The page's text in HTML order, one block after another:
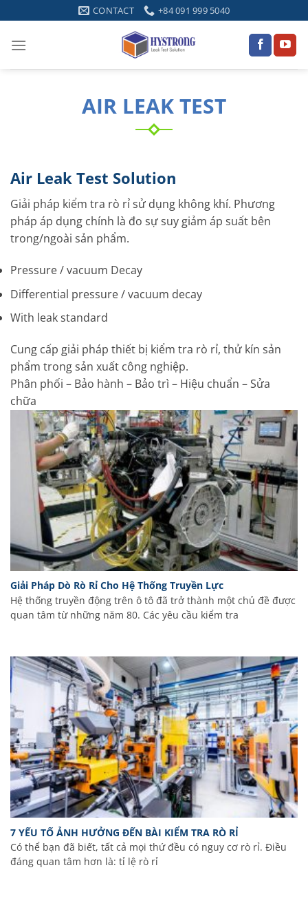
to
content
CONTACT +84 091 999 5040
AIR LEAK TEST
Air Leak Test Solution
Giải pháp kiểm tra rò rỉ sử dụng không khí. Phương
pháp áp dụng chính là đo sự suy giảm áp suất bên
trong/ngoài sản phẩm.
Pressure / vacuum Decay
Differential pressure / vacuum decay
With leak standard
Cung cấp giải pháp thiết bị kiểm tra rò rỉ, thử kín sản
phẩm trong sản xuất công nghiệp.
Phân phối – Bảo hành – Bảo trì – Hiệu chuẩn – Sửa
chữa
Giải Pháp Dò Rò Rỉ Cho Hệ Thống Truyền Lực
Hệ thống truyền động trên ô tô đã trở thành một chủ đề được
quan tâm từ những năm 80. Các yêu cầu kiểm tra
7 YẾU TỐ ẢNH HƯỞNG ĐẾN BÀI KIỂM TRA RÒ RỈ
Có thể bạn đã biết, tất cả mọi thứ đều có nguy cơ rò rỉ. Điều
đáng quan tâm hơn là: tỉ lệ rò rỉ